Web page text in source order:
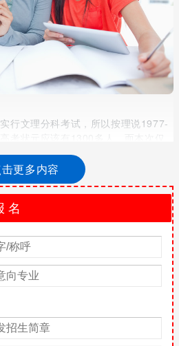
行文理分科考试，所以按理说1977-
中能统计到其职业状况的有130多
元总数的十分之一。大部分高考状元
状元毕业后能见度偏低与现今高考状
到的350多名高考状元中，男女比例
女状元约占36%。1977-1998年可以
，男状元均多于女状元，可以说这
阴衰的局面。其中理科状元中，男
状元约占27%，女状元不到状元总
状元仍占优势，约占53%，女状元
平分天下。
元
击更多内容